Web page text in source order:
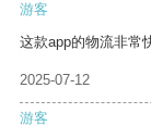
游客
这款app的物流非常
2025-07-12
游客